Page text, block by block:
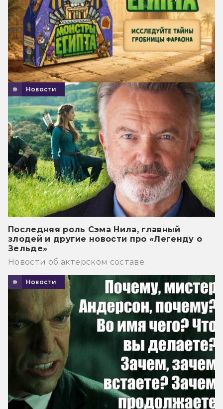
Новости
Последняя роль Сэма Нила, главный
злодей и другие новости про «Легенду о
Зельде»
Новости об актёрском составе.
Новости